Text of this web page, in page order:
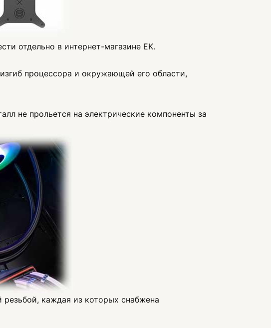
отдельно в интернет-магазине EK.
процессора и окружающей его области,
не прольется на электрические компоненты за
каждая из которых снабжена